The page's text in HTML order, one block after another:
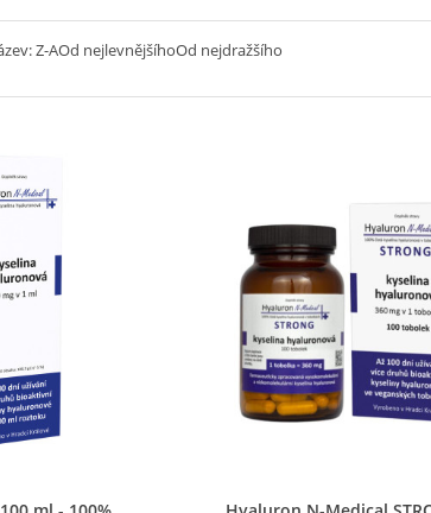
Z-AOd nejlevnějšíhoOd nejdražšího
Rychlý náhled